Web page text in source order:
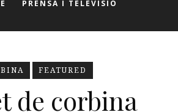
PRENSA I TELEVISIÓ
FEATURED
de corbina